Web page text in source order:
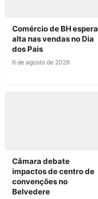
Comércio de BH espera
alta nas vendas no Dia
dos Pais
6 de agosto de 2026
Câmara debate
impactos de centro de
convenções no
Belvedere